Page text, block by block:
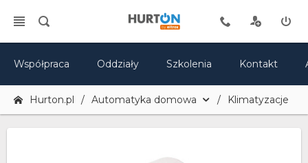
Współpraca Oddziały Szkolenia Kontakt
Hurton.pl Automatyka domowa Klimatyzacje